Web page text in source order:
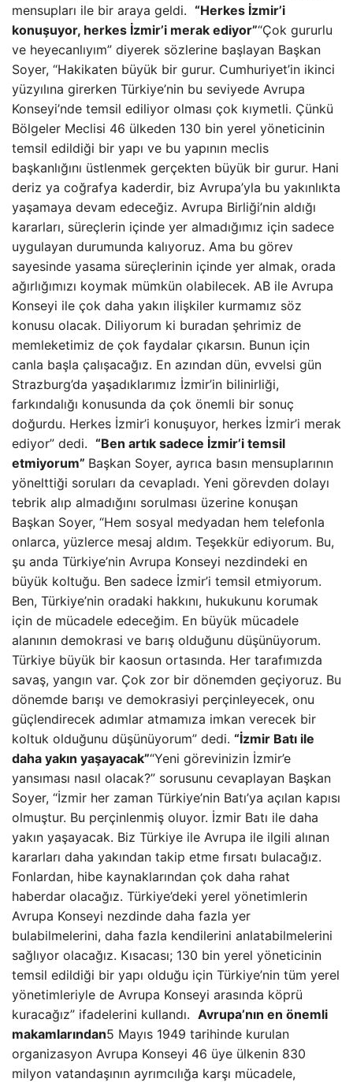
mensupları ile bir araya geldi. “Herkes İzmir’i
konuşuyor, herkes İzmir’i merak ediyor”“Çok gururlu
ve heyecanlıyım” diyerek sözlerine başlayan Başkan
Soyer, “Hakikaten büyük bir gurur. Cumhuriyet’in ikinci
yüzyılına girerken Türkiye’nin bu seviyede Avrupa
Konseyi’nde temsil ediliyor olması çok kıymetli. Çünkü
Bölgeler Meclisi 46 ülkeden 130 bin yerel yöneticinin
temsil edildiği bir yapı ve bu yapının meclis
başkanlığını üstlenmek gerçekten büyük bir gurur. Hani
deriz ya coğrafya kaderdir, biz Avrupa’yla bu yakınlıkta
yaşamaya devam edeceğiz. Avrupa Birliği’nin aldığı
kararları, süreçlerin içinde yer almadığımız için sadece
uygulayan durumunda kalıyoruz. Ama bu görev
sayesinde yasama süreçlerinin içinde yer almak, orada
ağırlığımızı koymak mümkün olabilecek. AB ile Avrupa
Konseyi ile çok daha yakın ilişkiler kurmamız söz
konusu olacak. Diliyorum ki buradan şehrimiz de
memleketimiz de çok faydalar çıkarsın. Bunun için
canla başla çalışacağız. En azından dün, evvelsi gün
Strazburg’da yaşadıklarımız İzmir’in bilinirliği,
farkındalığı konusunda da çok önemli bir sonuç
doğurdu. Herkes İzmir’i konuşuyor, herkes İzmir’i merak
ediyor” dedi. “Ben artık sadece İzmir’i temsil
etmiyorum” Başkan Soyer, ayrıca basın mensuplarının
yönelttiği soruları da cevapladı. Yeni görevden dolayı
tebrik alıp almadığını sorulması üzerine konuşan
Başkan Soyer, “Hem sosyal medyadan hem telefonla
onlarca, yüzlerce mesaj aldım. Teşekkür ediyorum. Bu,
şu anda Türkiye’nin Avrupa Konseyi nezdindeki en
büyük koltuğu. Ben sadece İzmir’i temsil etmiyorum.
Ben, Türkiye’nin oradaki hakkını, hukukunu korumak
için de mücadele edeceğim. En büyük mücadele
alanının demokrasi ve barış olduğunu düşünüyorum.
Türkiye büyük bir kaosun ortasında. Her tarafımızda
savaş, yangın var. Çok zor bir dönemden geçiyoruz. Bu
dönemde barışı ve demokrasiyi perçinleyecek, onu
güçlendirecek adımlar atmamıza imkan verecek bir
koltuk olduğunu düşünüyorum” dedi. “İzmir Batı ile
daha yakın yaşayacak”“Yeni görevinizin İzmir’e
yansıması nasıl olacak?” sorusunu cevaplayan Başkan
Soyer, “İzmir her zaman Türkiye’nin Batı’ya açılan kapısı
olmuştur. Bu perçinlenmiş oluyor. İzmir Batı ile daha
yakın yaşayacak. Biz Türkiye ile Avrupa ile ilgili alınan
kararları daha yakından takip etme fırsatı bulacağız.
Fonlardan, hibe kaynaklarından çok daha rahat
haberdar olacağız. Türkiye’deki yerel yönetimlerin
Avrupa Konseyi nezdinde daha fazla yer
bulabilmelerini, daha fazla kendilerini anlatabilmelerini
sağlıyor olacağız. Kısacası; 130 bin yerel yöneticinin
temsil edildiği bir yapı olduğu için Türkiye’nin tüm yerel
yönetimleriyle de Avrupa Konseyi arasında köprü
kuracağız” ifadelerini kullandı. Avrupa’nın en önemli
makamlarından5 Mayıs 1949 tarihinde kurulan
organizasyon Avrupa Konseyi 46 üye ülkenin 830
milyon vatandaşının ayrımcılığa karşı mücadele,